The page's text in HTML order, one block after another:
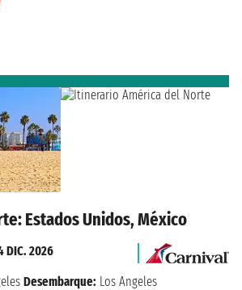
Estados Unidos, México
DIC. 2026
Desembarque: Los Angeles